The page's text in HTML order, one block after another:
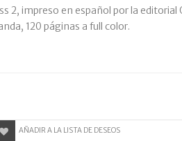
2, impreso en español por la editorial
120 páginas a full color.
AÑADIR A LA LISTA DE DESEOS